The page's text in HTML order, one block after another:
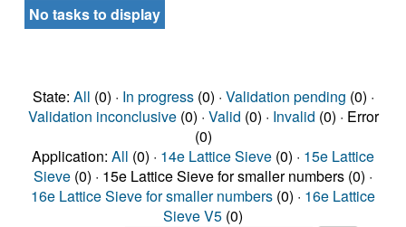
No tasks to display
State: All (0) · In progress(0) · Validation pending (0) ·
Validation inconclusive(0) · Valid (0) · Invalid (0) · Error
(0)
Application: All (0) · 14e Lattice Sieve (0) · 15e Lattice
Sieve (0) · 15e Lattice Sieve for smaller numbers (0) ·
16e Lattice Sieve for smaller numbers (0) · 16e Lattice
Sieve V5 (0)